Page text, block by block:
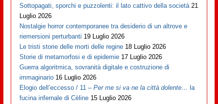
Sottopagati, sporchi e puzzolenti: il lato cattivo della società 21
Luglio 2026
Nostalgie horror contemporanee tra desiderio di un altrove e
riemersioni perturbanti 19 Luglio 2026
Le tristi storie delle morti delle regine 18 Luglio 2026
Storie di metamorfosi e di epidemie 17 Luglio 2026
Guerra algoritmica, sovranità digitale e costruzione di
immaginario 16 Luglio 2026
Elogio dell’eccesso / 11 –Per me si va ne la città dolente… la
fucina infernale di Cèline 15 Luglio 2026